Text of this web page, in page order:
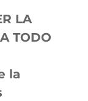
LA
TODO
la